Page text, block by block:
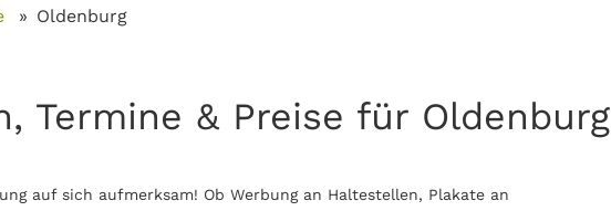
Oldenburg
Termine & Preise für Oldenburg
auf sich aufmerksam! Ob Werbung an Haltestellen, Plakate an